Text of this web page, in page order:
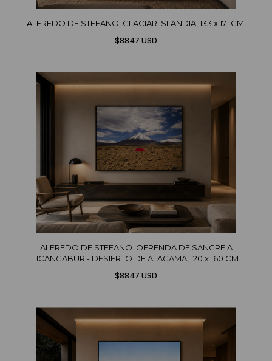
ALFREDO DE STEFANO. GLACIAR ISLANDIA, 133 x 171 CM.
$8847 USD
ALFREDO DE STEFANO. OFRENDA DE SANGRE A
LICANCABUR - DESIERTO DE ATACAMA, 120 x 160 CM.
$8847 USD